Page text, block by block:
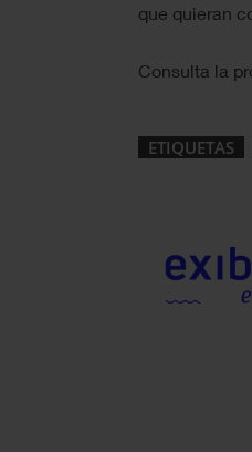
que quieran
Consulta la
ETIQUETAS